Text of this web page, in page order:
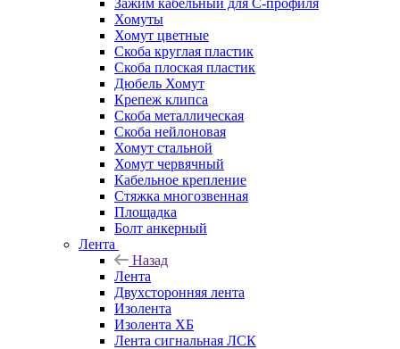
Зажим кабельный для С-профиля
Хомуты
Хомут цветные
Скоба круглая пластик
Скоба плоская пластик
Дюбель Хомут
Крепеж клипса
Скоба металлическая
Скоба нейлоновая
Хомут стальной
Хомут червячный
Кабельное крепление
Стяжка многозвенная
Площадка
Болт анкерный
Лента
Назад
Лента
Двухсторонняя лента
Изолента
Изолента ХБ
Лента сигнальная ЛСК